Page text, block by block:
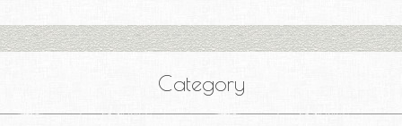
Category